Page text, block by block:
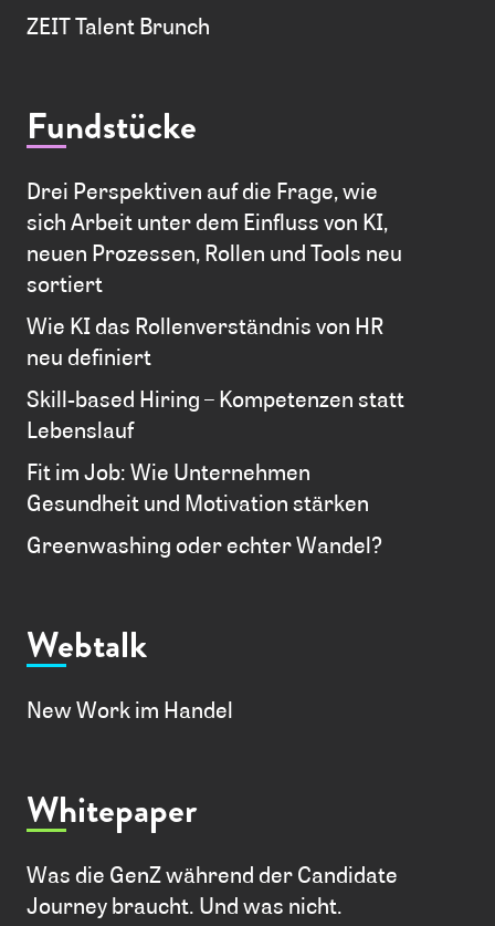
ZEIT Talent Brunch
Fundstücke
Drei Perspektiven auf die Frage, wie
sich Arbeit unter dem Einfluss von KI,
neuen Prozessen, Rollen und Tools neu
sortiert
Wie KI das Rollenverständnis von HR
neu definiert
Skill-based Hiring – Kompetenzen statt
Lebenslauf
Fit im Job: Wie Unternehmen
Gesundheit und Motivation stärken
Greenwashing oder echter Wandel?
Webtalk
New Work im Handel
Whitepaper
Was die GenZ während der Candidate
Journey braucht. Und was nicht.
EEE